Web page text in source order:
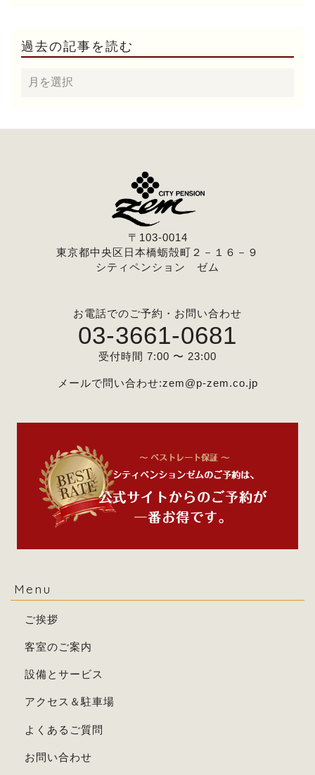
過去の記事を読む
〒103-0014
東京都中央区日本橋蛎殻町２－１６－９
シティペンション ゼム
お電話でのご予約・お問い合わせ
03-3661-0681
受付時間 7:00 〜 23:00
メールで問い合わせ:zem@p-zem.co.jp
Menu
ご挨拶
客室のご案内
設備とサービス
アクセス＆駐車場
よくあるご質問
お問い合わせ